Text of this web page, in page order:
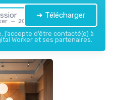
— 2026
➔ Télécharger
d’être contacté(e) à
Worker et ses partenaires.